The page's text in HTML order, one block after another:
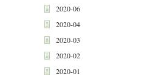
2020-06
2020-04
2020-03
2020-02
2020-01